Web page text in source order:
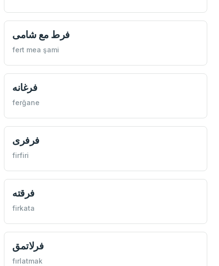
فرط مع شامی
fert mea şami
فرغانه
ferğane
فرفری
firfiri
فرقته
firkata
فرلاتمق
fırlatmak